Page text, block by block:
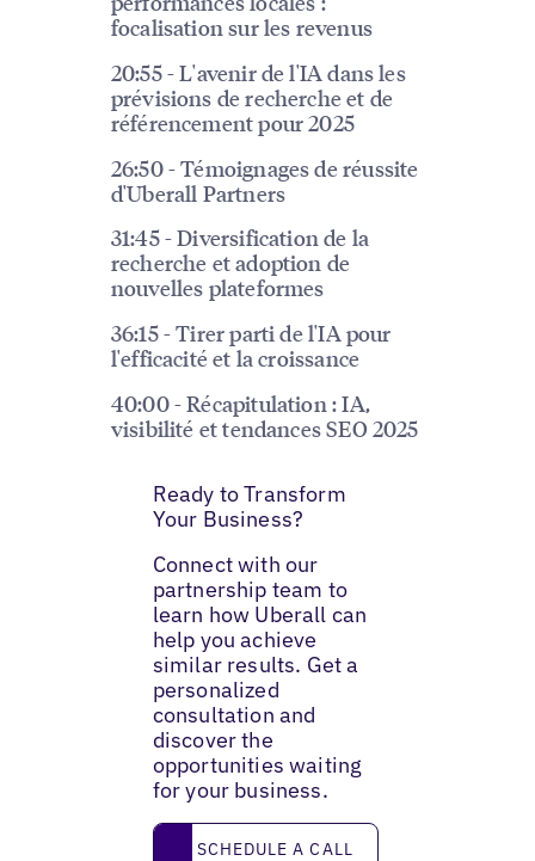
focalisation sur les revenus
20:55 - L'avenir de l'IA dans les
prévisions de recherche et de
référencement pour 2025
26:50 - Témoignages de réussite
d'Uberall Partners
31:45 - Diversification de la
recherche et adoption de
nouvelles plateformes
36:15 - Tirer parti de l'IA pour
l'efficacité et la croissance
40:00 - Récapitulation : IA,
visibilité et tendances SEO 2025
Ready to Transform
Your Business?
Connect with our
partnership team to
learn how Uberall can
help you achieve
similar results. Get a
personalized
consultation and
discover the
opportunities waiting
for your business.
Schedule a call
SCHEDULE A CALL